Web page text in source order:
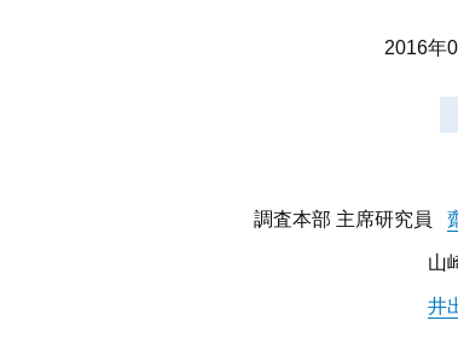
2016年
調査本部 主席研究員
山
井